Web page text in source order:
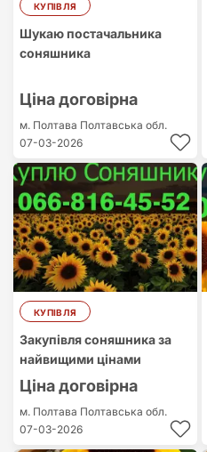
КУПІВЛЯ
Шукаю постачальника
соняшника
Ціна договірна
м. Полтава Полтавська обл.
07-03-2026
КУПІВЛЯ
Закупівля соняшника за
найвищими цінами
Ціна договірна
м. Полтава Полтавська обл.
07-03-2026